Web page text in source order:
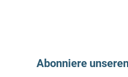
Abonniere